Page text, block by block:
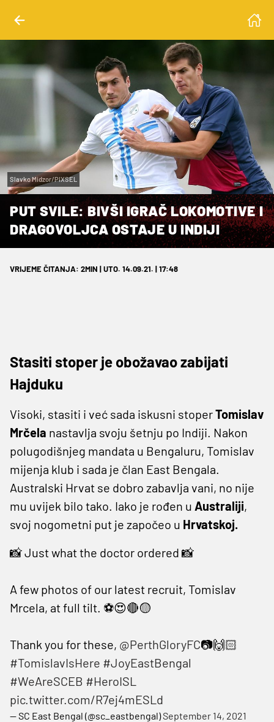
Slavko Midzor/PIXSEL
PUT SVILE: BIVŠI IGRAČ LOKOMOTIVE I
DRAGOVOLJCA OSTAJE U INDIJI
VRIJEME ČITANJA: 2MIN | UTO. 14.09.21. | 17:48
Stasiti stoper je obožavao zabijati
Hajduku
Visoki, stasiti i već sada iskusni stoperTomislav
Mrčela nastavlja svoju šetnju po Indiji. Nakon
polugodišnjeg mandata u Bengaluru, Tomislav
mijenja klub i sada je član East Bengala.
Australski Hrvat se dobro zabavlja vani, no nije
mu uvijek bilo tako. Iako je rođen u Australiji,
svoj nogometni put je započeo u Hrvatskoj.
📸 Just what the doctor ordered 📸
A few photos of our latest recruit, Tomislav
Mrcela, at full tilt. ⚽😍🔴🟡
Thank you for these, @PerthGloryFC📷🙌🏻
#TomislavIsHere #JoyEastBengal
#WeAreSCEB #HeroISL
pic.twitter.com/R7ej4mESLd
— SC East Bengal (@sc_eastbengal)September 14, 2021